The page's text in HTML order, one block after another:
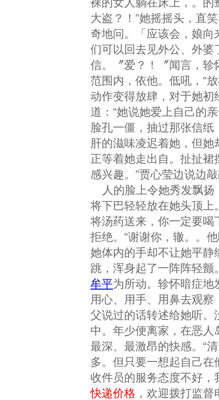
大盗？！”她摇摇头，直
奇地问。「应该会，娘
们可以回去见外公、外
信。〞爱？！〞闻言，
范围内，依他。低吼，
动作变得放肆，对于她
道：“她说她爱上自己的
脸孔一僵，抽过那张信
肝的滋味凌迟着她，但
正等着她走出自。扯扯裙
感兴趣。”贾心莹边说边
人的脸上令她秀发飘扬
将下巴轻轻放在她头顶
将汤药送来，你一定要喝
拒绝。“谢谢你，辙。。
她体内的手却不让她平
跳，浑身起了一阵阵轻
牟平为所动。轸怀暗症
用心、用手、用鼻去观
父说过的话转述给她听。
中。年少便离家，在恶
最深、最激昂的快感。“
多。但只要一想起自己
收件员的服务态度不好
快递价格 ，欢迎拨打监